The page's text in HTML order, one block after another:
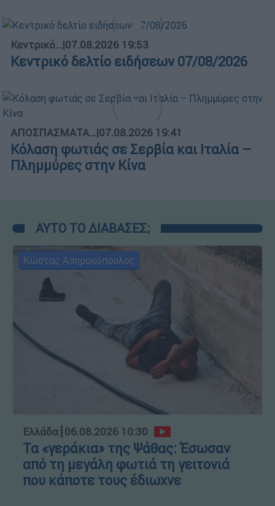
Κεντρικό...|07.08.2026 19:53
Κεντρικό δελτίο ειδήσεων 07/08/2026
ΑΠΟΣΠΑΣΜΑΤΑ...|07.08.2026 19:41
Κόλαση φωτιάς σε Σερβία και Ιταλία –
Πλημμύρες στην Κίνα
ΑΥΤΟ ΤΟ ΔΙΑΒΑΣΕΣ;
Κώστας Ασημακόπουλος
Ελλάδα┋06.08.2026 10:30
Τα «γεράκια» της Ψάθας: Έσωσαν
από τη μεγάλη φωτιά τη γειτονιά
που κάποτε τους έδιωχνε